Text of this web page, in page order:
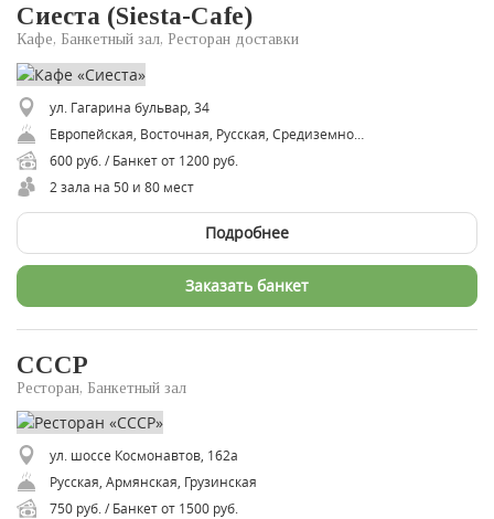
Сиеста (Siesta-Cafe)
Кафе, Банкетный зал, Ресторан доставки
ул. Гагарина бульвар, 34
600 руб. / Банкет от 1200 руб.
2 зала на 50 и 80 мест
Подробнее
Заказать банкет
СССР
Ресторан, Банкетный зал
ул. шоссе Космонавтов, 162а
Русская, Армянская, Грузинская
750 руб. / Банкет от 1500 руб.